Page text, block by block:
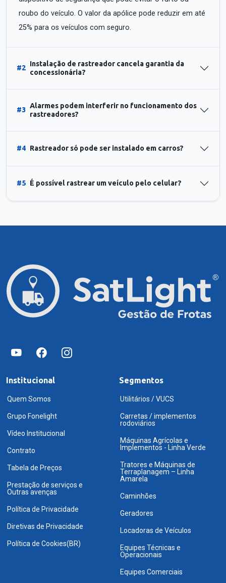
roubo do veículo. O valor da apólice pode reduzir em até
25% para os veículos com seguro.
#2
Instalação de rastreador cancela garantia da
concessionária?
#3
Alarmes podem interferir no funcionamento dos
rastreadores?
#4 Rastreador só pode ser instalado em carros?
#5 É possível rastrear um veículo pelo celular?
Institucional
Quem Somos
Grupo Fonelight
Vídeo Institucional
Contrato
Tabela de Preços
Prestação de serviços e
Outras avenças
Política de Privacidade
Diretivas de Privacidade
Política de Cookies(BR)
Segmentos
Utilitários / VUCS
Carretas / implementos
rodoviários
Máquinas Agrícolas e
Implementos - Linha Verde
Tratores e Máquinas de
Terraplanagem – Linha
Amarela
Caminhões
Geradores
Locadoras de Veículos
Equipes Técnicas e
Operacionais
Equipes Comerciais